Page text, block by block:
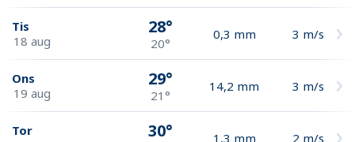
Tis
18 aug
28°
20°
0,3 mm 3 m/s
Ons
19 aug
29°
21°
14,2 mm 3 m/s
Tor
30° 1,3 mm 2 m/s